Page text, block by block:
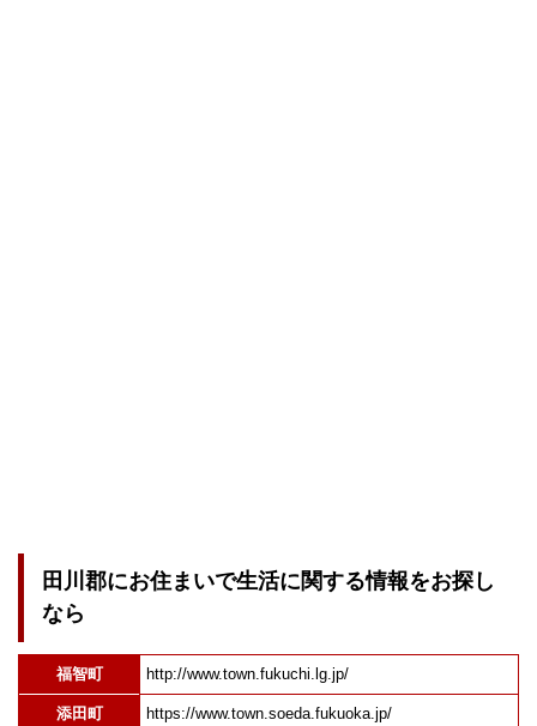
田川郡にお住まいで生活に関する情報をお探し
なら
福智町 http://www.town.fukuchi.lg.jp/
添田町 https://www.town.soeda.fukuoka.jp/